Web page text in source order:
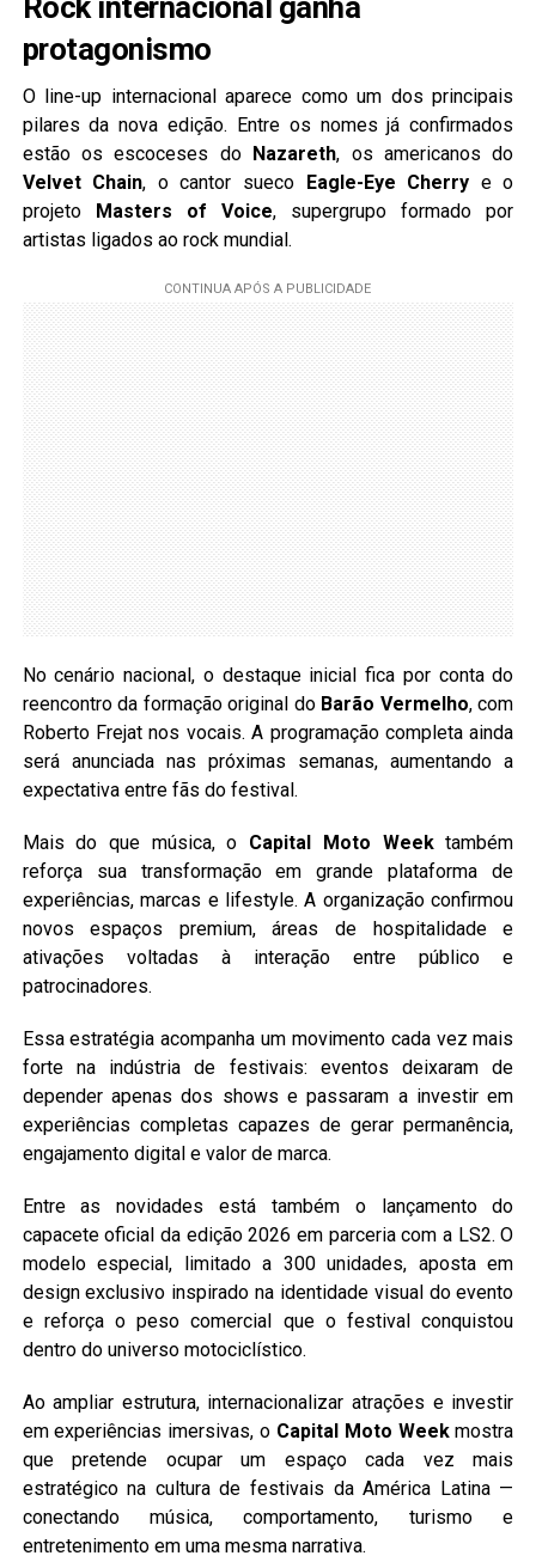
protagonismo
O line-up internacional aparece como um dos principais
pilares da nova edição. Entre os nomes já confirmados
estão os escoceses do Nazareth, os americanos do
Velvet Chain, o cantor sueco Eagle-Eye Cherry e o
projeto Masters of Voice, supergrupo formado por
artistas ligados ao rock mundial.
No cenário nacional, o destaque inicial fica por conta do
reencontro da formação original do Barão Vermelho, com
Roberto Frejat nos vocais. A programação completa ainda
será anunciada nas próximas semanas, aumentando a
expectativa entre fãs do festival.
Mais do que música, o Capital Moto Weektambém
reforça sua transformação em grande plataforma de
experiências, marcas e lifestyle. A organização confirmou
novos espaços premium, áreas de hospitalidade e
ativações voltadas à interação entre público e
patrocinadores.
Essa estratégia acompanha um movimento cada vez mais
forte na indústria de festivais: eventos deixaram de
depender apenas dos shows e passaram a investir em
experiências completas capazes de gerar permanência,
engajamento digital e valor de marca.
Entre as novidades está também o lançamento do
capacete oficial da edição 2026 em parceria com a LS2. O
modelo especial, limitado a 300 unidades, aposta em
design exclusivo inspirado na identidade visual do evento
e reforça o peso comercial que o festival conquistou
dentro do universo motociclístico.
Ao ampliar estrutura, internacionalizar atrações e investir
em experiências imersivas, o Capital Moto Weekmostra
que pretende ocupar um espaço cada vez mais
estratégico na cultura de festivais da América Latina —
conectando música, comportamento, turismo e
entretenimento em uma mesma narrativa.